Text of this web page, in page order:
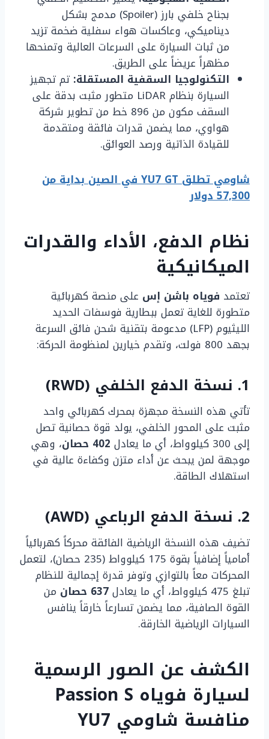
بجناح خلفي بارز (Spoiler) مدمج بشكل
ديناميكي، وعاكسات هواء سفلية ضخمة تزيد
من ثبات السيارة على السرعات العالية وتمنحها
مظهراً عريضاً على الطريق.
التكنولوجيا السقفية المستقلة: تم تجهيز
السيارة بنظام LiDAR متطور مثبت بدقة على
السقف مكون من 896 خط من تطوير شركة
هواوي، مما يضمن قدرات فائقة ومتقدمة
للقيادة الذاتية ورصد العوائق.
شاومي تطلق YU7 GT في الصين بداية من
57,300 دولار
نظام الدفع، الأداء والقدرات
الميكانيكية
تعتمد فوياه باشن إس على منصة كهربائية
متطورة للغاية تعمل ببطارية فوسفات الحديد
الليثيوم (LFP) مدعومة بتقنية شحن فائق السرعة
بجهد 800 فولت، وتقدم خيارين لمنظومة الحركة:
1. نسخة الدفع الخلفي (RWD)
تأتي هذه النسخة مجهزة بمحرك كهربائي واحد
مثبت على المحور الخلفي، يولد قوة حصانية تصل
إلى 300 كيلوواط، أي ما يعادل
402 حصان
، وهي
موجهة لمن يبحث عن أداء متزن وكفاءة عالية في
استهلاك الطاقة.
2. نسخة الدفع الرباعي (AWD)
تضيف هذه النسخة الرياضية الفائقة محركاً كهربائياً
أمامياً إضافياً بقوة 175 كيلوواط (235 حصان)، لتعمل
المحركات معاً بالتوازي وتوفر قدرة إجمالية للنظام
تبلغ 475 كيلوواط، أي ما يعادل
637 حصان
من
القوة الصافية، مما يضمن تسارعاً خارقاً ينافس
السيارات الرياضية الخارقة.
الكشف عن الصور الرسمية
لسيارة فوياه Passion S
منافسة شاومي YU7